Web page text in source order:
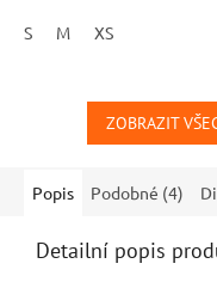
S M XS
ZOBRAZIT
Popis Podobné (4)
Detailní popis